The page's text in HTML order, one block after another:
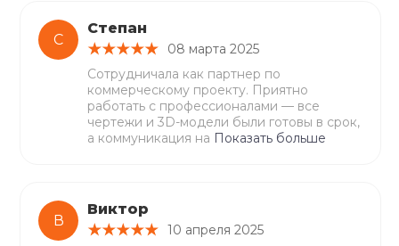
С
Степан
08 марта 2025
Сотрудничала как партнер по
коммерческому проекту. Приятно
работать с профессионалами — все
чертежи и 3D-модели были готовы в срок,
а коммуникация на Показать больше
В
Виктор
10 апреля 2025